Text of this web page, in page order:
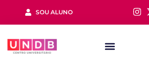
SOU ALUNO